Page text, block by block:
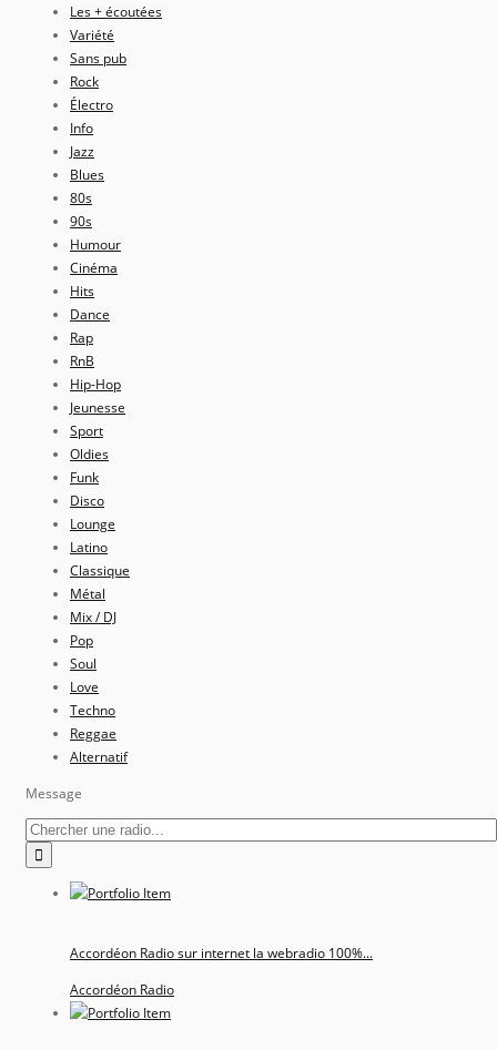
Les + écoutées
Variété
Sans pub
Rock
Électro
Info
Jazz
Blues
80s
90s
Humour
Cinéma
Hits
Dance
Rap
RnB
Hip-Hop
Jeunesse
Sport
Oldies
Funk
Disco
Lounge
Latino
Classique
Métal
Mix / DJ
Pop
Soul
Love
Techno
Reggae
Alternatif
Message
Accordéon Radio sur internet la webradio 100%...
Accordéon Radio